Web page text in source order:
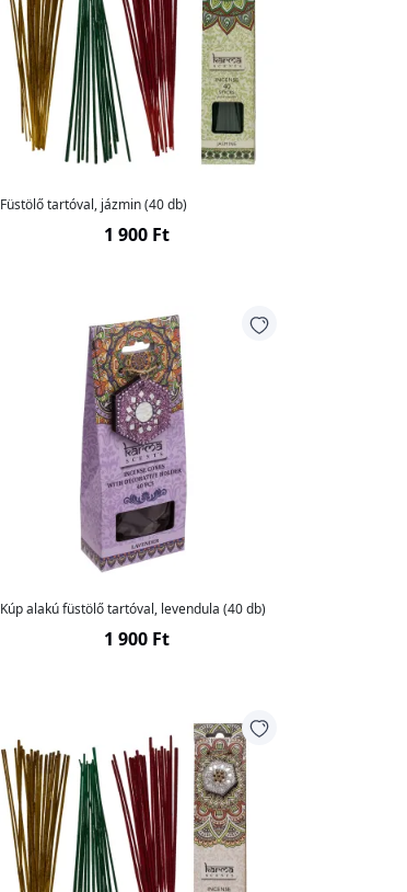
Füstölő tartóval, jázmin (40 db)
1 900 Ft
Kúp alakú füstölő tartóval, levendula (40 db)
1 900 Ft